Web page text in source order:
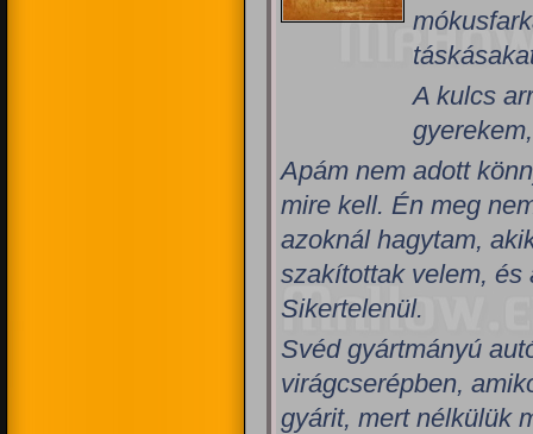
A kulcs
Apám nem adott
mire kell. Én meg
azoknál hagytam,
szakítottak velem, és
Sikertelenül.
Svéd gyártmányú
virágcserépben,
gyárit, mert nélkülük